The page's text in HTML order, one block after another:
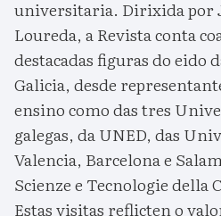
universitaria. Dirixida por
Loureda, a Revista conta
destacadas figuras do eido
Galicia, desde
ensino como das tres
galegas, da UNED, das
Valencia, Barcelona e
Scienze e Tecnologie della
Estas visitas reflicten o